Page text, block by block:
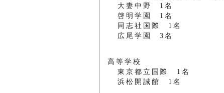
大妻中野 1名
啓明学園 1名
同志社国際 1名
広尾学園 3名
高等学校
東京都立国際 1名
浜松開誠館 1名